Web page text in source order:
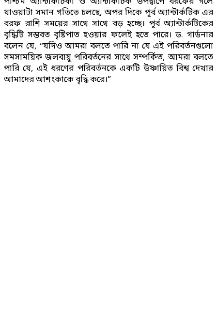
যাওয়াটা সমান গতিতে চলছে, অপর দিকে পূর্ব অ্যান্টার্কটিক এর
বরফ রাশি সময়ের সাথে সাথে বড় হচ্ছে। পূর্ব অ্যান্টার্কটিকের
বৃদ্ধিটি সম্ভবত বৃষ্টিপাত হওয়ার ফলেই হতে পারে। ড. গার্ডনার
বলেন যে, “যদিও আমরা বলতে পারি না যে এই পরিবর্তনগুলো
সমসাময়িক জলবায়ু পরিবর্তনের সাথে সম্পর্কিত, আমরা বলতে
পারি যে, এই ধরণের পরিবর্তনকে একটি উষ্ণায়িত বিশ্ব দেখার
আমাদের আশংকাকে বৃদ্ধি করে।”